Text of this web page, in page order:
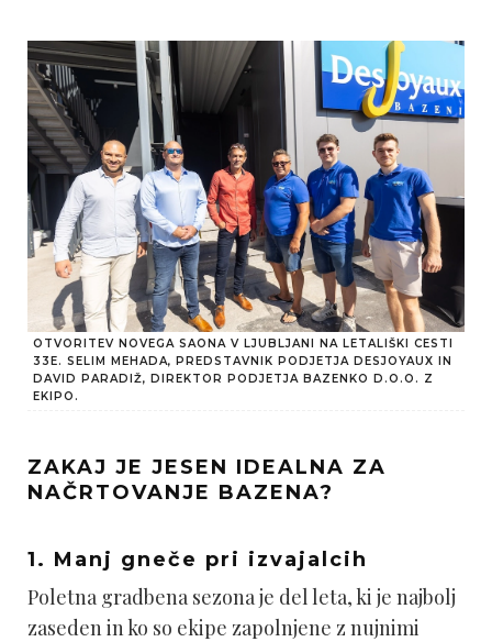
OTVORITEV NOVEGA SAONA V LJUBLJANI NA LETALIŠKI CESTI
33E. SELIM MEHADA, PREDSTAVNIK PODJETJA DESJOYAUX IN
DAVID PARADIŽ, DIREKTOR PODJETJA BAZENKO D.O.O. Z
EKIPO.
ZAKAJ JE JESEN IDEALNA ZA
NAČRTOVANJE BAZENA?
1. Manj gneče pri izvajalcih
Poletna gradbena sezona je del leta, ki je najbolj
zaseden in ko so ekipe zapolnjene z nujnimi